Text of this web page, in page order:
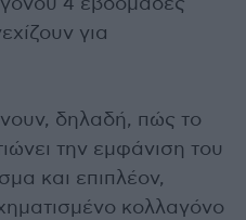
4 εβδομάδες
για
δηλαδή, πώς το
την εμφάνιση του
και επιπλέον,
κολλαγόνο